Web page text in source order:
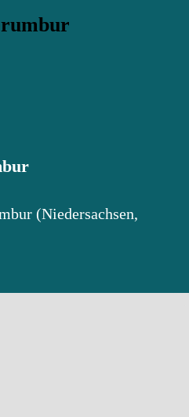
(Niedersachsen,